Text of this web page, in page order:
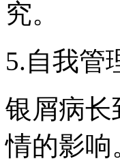
究。
5.自我管
银屑病长
情的影响